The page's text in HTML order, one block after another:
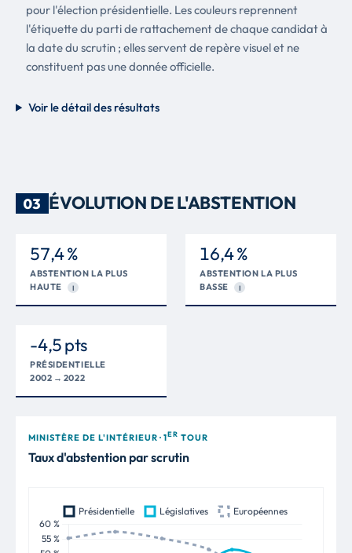
pour l'élection présidentielle. Les couleurs reprennent
l'étiquette du parti de rattachement de chaque candidat à
la date du scrutin ; elles servent de repère visuel et ne
constituent pas une donnée officielle.
Voir le détail des résultats
03 ÉVOLUTION DE L'ABSTENTION
57,4 %
ABSTENTION LA PLUS
HAUTE
I
16,4 %
ABSTENTION LA PLUS
BASSE
I
-4,5 pts
PRÉSIDENTIELLE
2002 → 2022
MINISTÈRE DE L'INTÉRIEUR · 1ER TOUR
Taux d'abstention par scrutin